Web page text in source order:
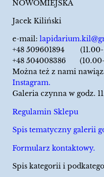
NOWOMIEJSKA
Jacek Kiliński
e-mail:
+48 509601894 (11.00-
+48 504008386 (10.00-
Można też z nami
Instagram.
Galeria czynna w godz.
Regulamin Sklepu
Spis tematyczny galerii
Formularz kontaktowy.
Spis kategorii i